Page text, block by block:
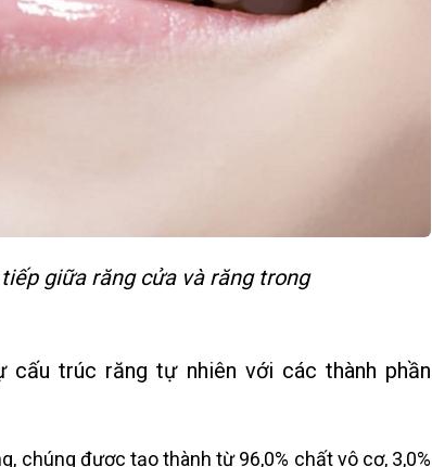
giữa răng cửa và răng trong
cấu trúc răng tự nhiên với các thành phần
chúng được tạo thành từ 96,0% chất vô cơ, 3,0%